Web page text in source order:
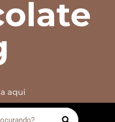
aqui